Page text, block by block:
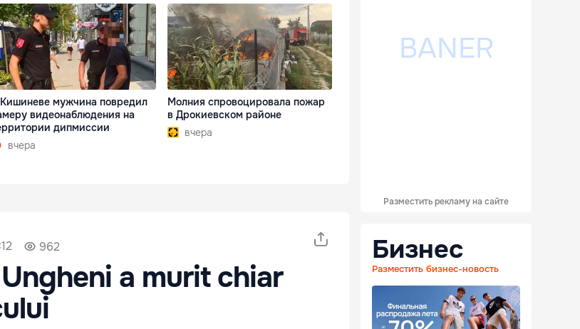
мужчина повредил
видеонаблюдения на
дипмиссии
вчера
Молния спровоцировала пожар
в Дрокиевском районе
вчера
962
a murit chiar
Разместить рекламу на сайте
Бизнес
Разместить бизнес-новость